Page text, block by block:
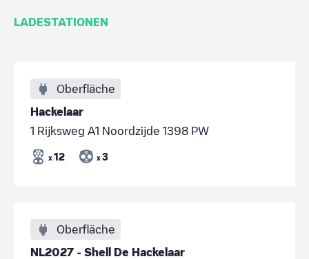
LADESTATIONEN
Oberfläche
Hackelaar
1 Rijksweg A1 Noordzijde 1398 PW
x 12 x 3
Oberfläche
NL2027 - Shell De Hackelaar